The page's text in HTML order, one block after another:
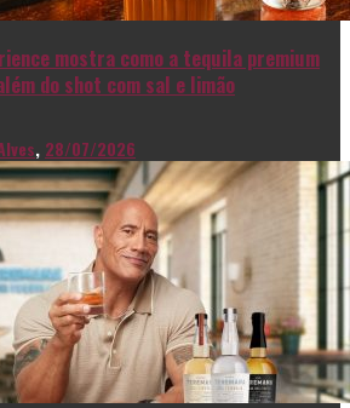
mostra como a tequila premium
do shot com sal e limão
, 28/07/2026